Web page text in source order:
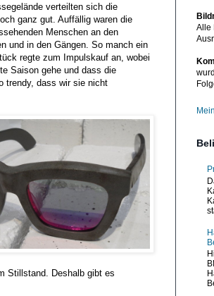
verteilten sich die
ganz gut. Auffällig waren die
Menschen an den
und in den Gängen. So manch ein
regte zum Impulskauf an, wobei
Saison gehe und dass die
trendy, dass wir sie nicht
Stillstand. Deshalb gibt es
Alle